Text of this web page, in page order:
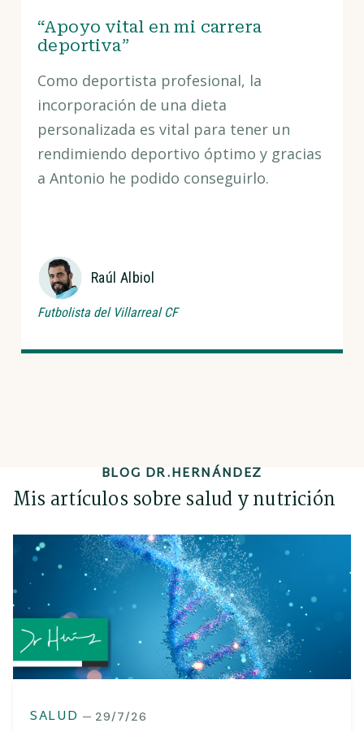
“Apoyo vital en mi carrera
deportiva”
Como deportista profesional, la
incorporación de una dieta
personalizada es vital para tener un
rendimiendo deportivo óptimo y gracias
a Antonio he podido conseguirlo.
Raúl Albiol
Futbolista del Villarreal CF
BLOG DR.HERNÁNDEZ
Mis artículos sobre salud y nutrición
SALUD 29/7/26